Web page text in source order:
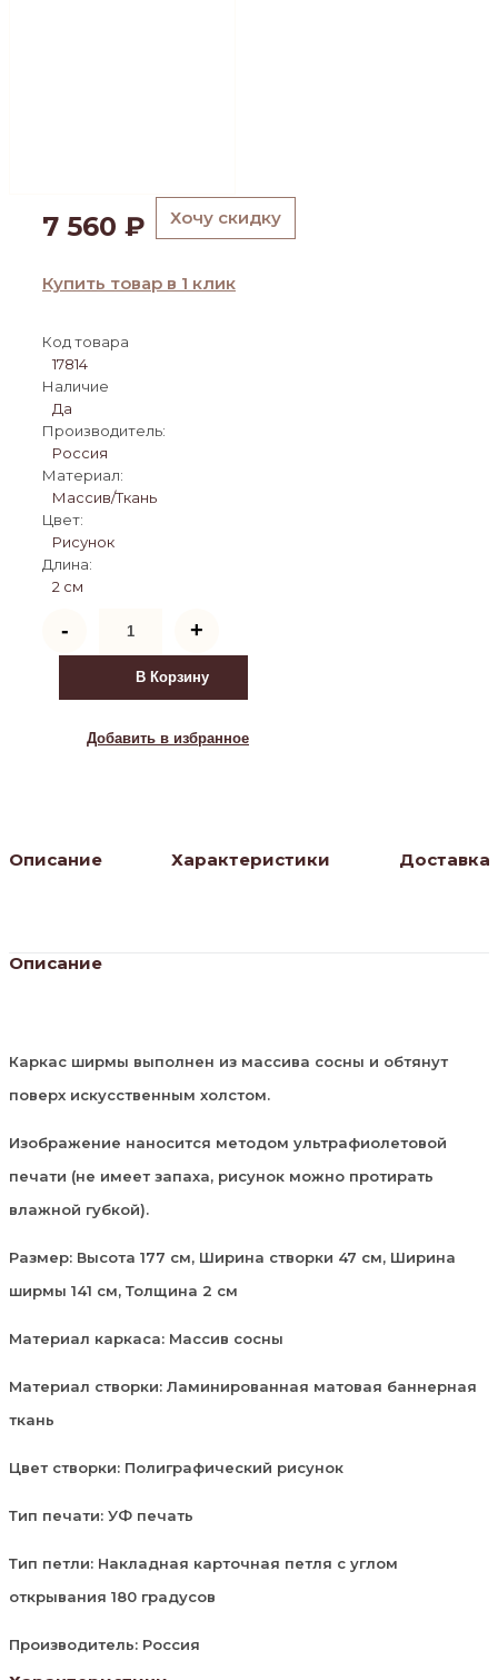
7 560 ₽ Хочу скидку
Купить товар в 1 клик
Код товара
17814
Наличие
Да
Производитель:
Россия
Материал:
Массив/Ткань
Цвет:
Рисунок
Длина:
2 см
-
товара
Ширма
1402-
3
города
+
В Корзину
Добавить в избранное
Описание Характеристики Доставка
Описание
Каркас ширмы выполнен из массива сосны и обтянут
поверх искусственным холстом.
Изображение наносится методом ультрафиолетовой
печати (не имеет запаха, рисунок можно протирать
влажной губкой).
Размер: Высота 177 см, Ширина створки 47 см, Ширина
ширмы 141 см, Толщина 2 см
Материал каркаса: Массив сосны
Материал створки: Ламинированная матовая баннерная
ткань
Цвет створки: Полиграфический рисунок
Тип печати: УФ печать
Тип петли: Накладная карточная петля с углом
открывания 180 градусов
Производитель: Россия